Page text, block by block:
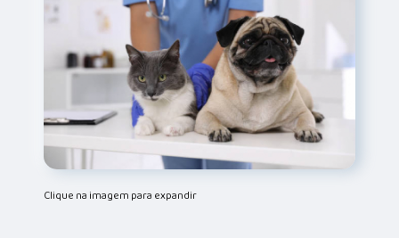
Clique na imagem para expandir